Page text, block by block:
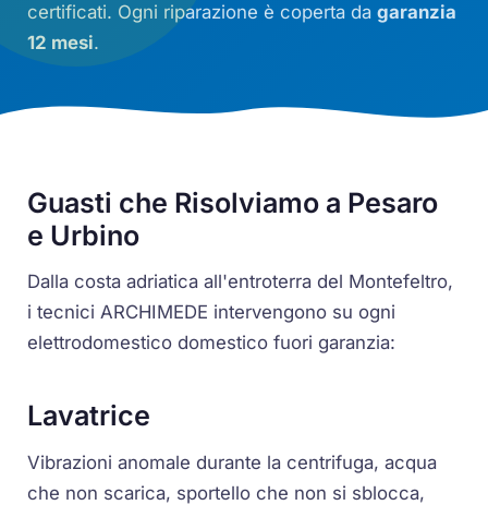
certificati. Ogni riparazione è coperta dagaranzia
12 mesi.
Guasti che Risolviamo a Pesaro
e Urbino
Dalla costa adriatica all'entroterra del Montefeltro,
i tecnici ARCHIMEDE intervengono su ogni
elettrodomestico domestico fuori garanzia:
Lavatrice
Vibrazioni anomale durante la centrifuga, acqua
che non scarica, sportello che non si sblocca,